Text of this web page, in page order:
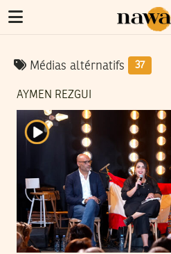
Médias altérnatifs 37
AYMEN REZGUI